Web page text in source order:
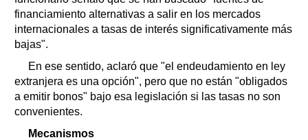
financiamiento alternativas a salir en los mercados
internacionales a tasas de interés significativamente más
bajas".
En ese sentido, aclaró que "el endeudamiento en ley
extranjera es una opción", pero que no están "obligados
a emitir bonos" bajo esa legislación si las tasas no son
convenientes.
Mecanismos